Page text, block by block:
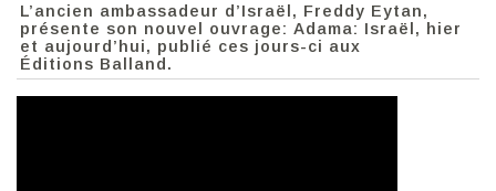
L’ancien ambassadeur d’Israël, Freddy Eytan,
présente son nouvel ouvrage: Adama: Israël, hier
et aujourd’hui, publié ces jours-ci aux
Éditions Balland.